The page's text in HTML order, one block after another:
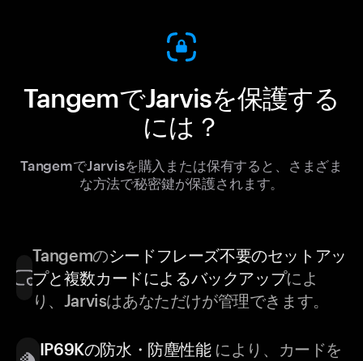
TangemでJarvisを保護する
には？
TangemでJarvisを購入または保有すると、さまざま
な方法で秘密鍵が保護されます。
Tangemのシードフレーズ不要のセットアッ
プと複数カードによるバックアップによ
り、Jarvisはあなただけが管理できます。
IP69Kの防水・防塵性能により、カードを